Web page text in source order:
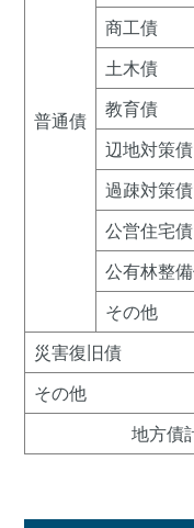
普通債
商工債
土木債
教育債
辺地対策債
過疎対策債
公営住宅債
公有林整
その他
災害復旧債
その他
地方債